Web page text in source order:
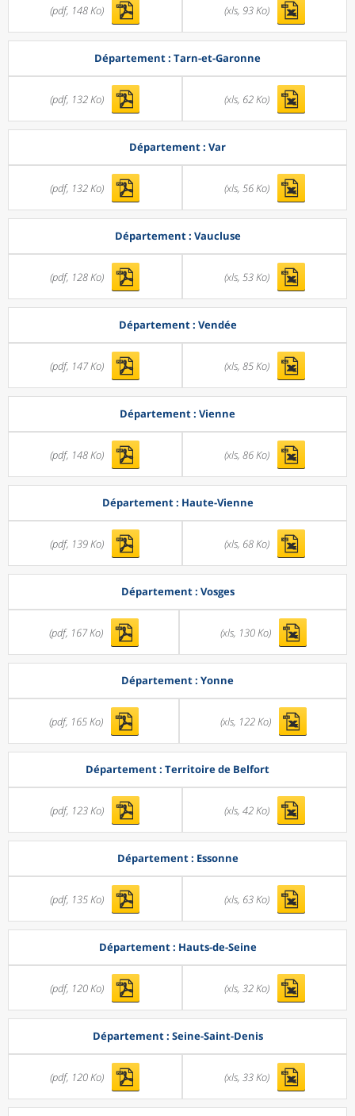
(pdf, 148 Ko) (xls, 93 Ko)
Département : Tarn-et-Garonne
(pdf, 132 Ko) (xls, 62 Ko)
Département : Var
(pdf, 132 Ko) (xls, 56 Ko)
Département : Vaucluse
(pdf, 128 Ko) (xls, 53 Ko)
Département : Vendée
(pdf, 147 Ko) (xls, 85 Ko)
Département : Vienne
(pdf, 148 Ko) (xls, 86 Ko)
Département : Haute-Vienne
(pdf, 139 Ko) (xls, 68 Ko)
Département : Vosges
(pdf, 167 Ko) (xls, 130 Ko)
Département : Yonne
(pdf, 165 Ko) (xls, 122 Ko)
Département : Territoire de Belfort
(pdf, 123 Ko) (xls, 42 Ko)
Département : Essonne
(pdf, 135 Ko) (xls, 63 Ko)
Département : Hauts-de-Seine
(pdf, 120 Ko) (xls, 32 Ko)
Département : Seine-Saint-Denis
(pdf, 120 Ko) (xls, 33 Ko)